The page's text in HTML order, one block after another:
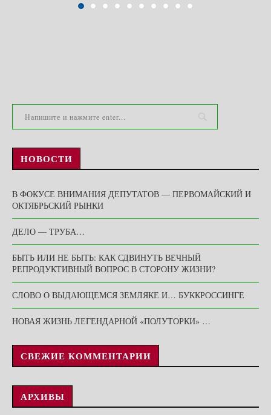
НОВОСТИ
В ФОКУСЕ ВНИМАНИЯ ДЕПУТАТОВ — ПЕРВОМАЙСКИЙ И
ОКТЯБРЬСКИЙ РЫНКИ
ДЕЛО — ТРУБА…
БЫТЬ ИЛИ НЕ БЫТЬ: КАК СДВИНУТЬ ВЕЧНЫЙ
РЕПРОДУКТИВНЫЙ ВОПРОС В СТОРОНУ ЖИЗНИ?
СЛОВО О ВЫДАЮЩЕМСЯ ЗЕМЛЯКЕ И… БУККРОССИНГЕ
НОВАЯ ЖИЗНЬ ЛЕГЕНДАРНОЙ «ПОЛУТОРКИ» …
СВЕЖИЕ КОММЕНТАРИИ
АРХИВЫ